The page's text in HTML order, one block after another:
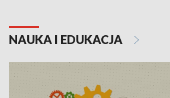
NAUKA I EDUKACJA